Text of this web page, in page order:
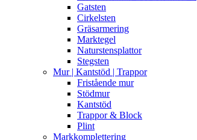
Gatsten
Cirkelsten
Gräsarmering
Marktegel
Naturstensplattor
Stegsten
Mur | Kantstöd | Trappor
Fristående mur
Stödmur
Kantstöd
Trappor & Block
Plint
Markkomplettering